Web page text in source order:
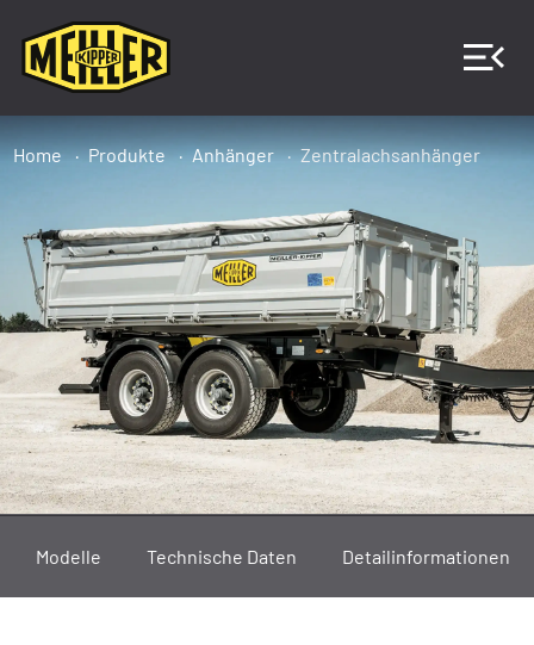
Home Produkte Anhänger Zentralachsanhänger
Modelle Technische Daten Detailinformationen